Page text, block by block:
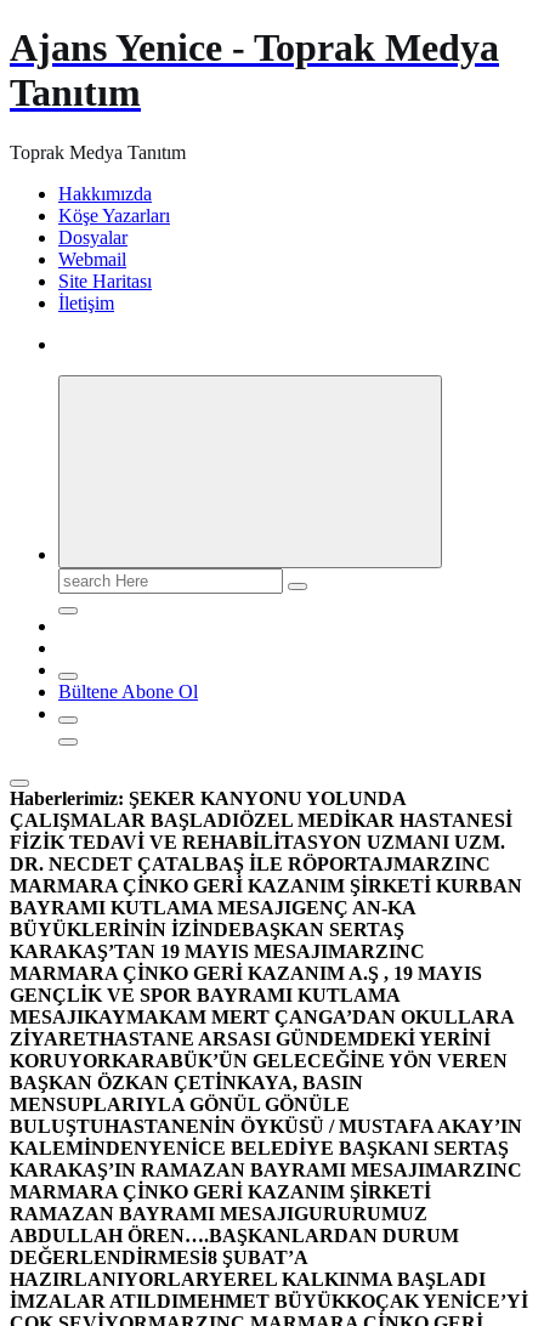
Ajans Yenice - Toprak Medya
Tanıtım
Toprak Medya Tanıtım
Hakkımızda
Köşe Yazarları
Dosyalar
Webmail
Site Haritası
İletişim
Search
for:
Bültene Abone Ol
Haberlerimiz: ŞEKER KANYONU YOLUNDA
ÇALIŞMALAR BAŞLADIÖZEL MEDİKAR HASTANESİ
FİZİK TEDAVİ VE REHABİLİTASYON UZMANI UZM.
DR. NECDET ÇATALBAŞ İLE RÖPORTAJMARZINC
MARMARA ÇİNKO GERİ KAZANIM ŞİRKETİ KURBAN
BAYRAMI KUTLAMA MESAJIGENÇ AN-KA
BÜYÜKLERİNİN İZİNDEBAŞKAN SERTAŞ
KARAKAŞ’TAN 19 MAYIS MESAJIMARZINC
MARMARA ÇİNKO GERİ KAZANIM A.Ş , 19 MAYIS
GENÇLİK VE SPOR BAYRAMI KUTLAMA
MESAJIKAYMAKAM MERT ÇANGA’DAN OKULLARA
ZİYARETHASTANE ARSASI GÜNDEMDEKİ YERİNİ
KORUYORKARABÜK’ÜN GELECEĞİNE YÖN VEREN
BAŞKAN ÖZKAN ÇETİNKAYA, BASIN
MENSUPLARIYLA GÖNÜL GÖNÜLE
BULUŞTUHASTANENİN ÖYKÜSÜ / MUSTAFA AKAY’IN
KALEMİNDENYENİCE BELEDİYE BAŞKANI SERTAŞ
KARAKAŞ’IN RAMAZAN BAYRAMI MESAJIMARZINC
MARMARA ÇİNKO GERİ KAZANIM ŞİRKETİ
RAMAZAN BAYRAMI MESAJIGURURUMUZ
ABDULLAH ÖREN….BAŞKANLARDAN DURUM
DEĞERLENDİRMESİ8 ŞUBAT’A
HAZIRLANIYORLARYEREL KALKINMA BAŞLADI
İMZALAR ATILDIMEHMET BÜYÜKKOÇAK YENİCE’Yİ